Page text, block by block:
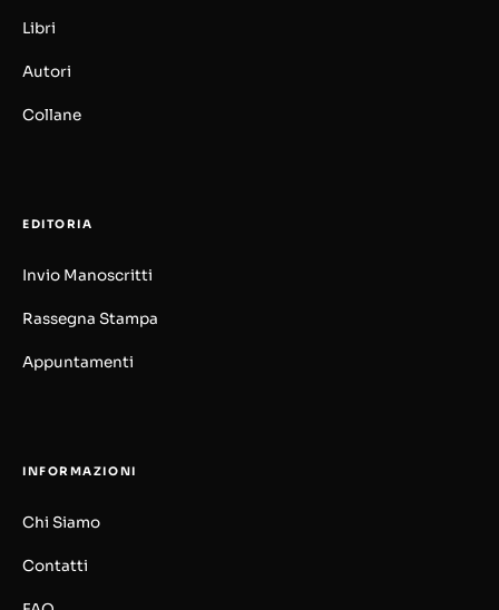
Libri
Autori
Collane
EDITORIA
Invio Manoscritti
Rassegna Stampa
Appuntamenti
INFORMAZIONI
Chi Siamo
Contatti